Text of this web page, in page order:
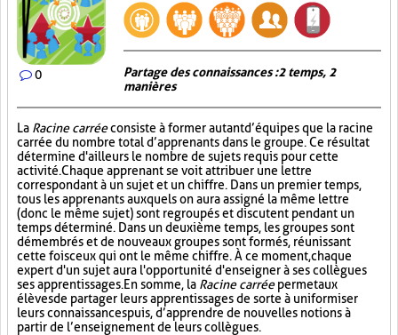
0
Partage des connaissances : 2 temps, 2
manières
La Racine carréeconsiste à former autant d’équipes que la racine
carrée du nombre total d’apprenants dans le groupe. Ce résultat
détermine d'ailleurs le nombre de sujets requis pour cette
activité. Chaque apprenant se voit attribuer une lettre
correspondant à un sujet et un chiffre. Dans un premier temps,
tous les apprenants auxquels on aura assigné la même lettre
(donc le même sujet) sont regroupés et discutent pendant un
temps déterminé. Dans un deuxième temps, les groupes sont
démembrés et de nouveaux groupes sont formés, réunissant
cette fois ceux qui ont le même chiffre. À ce moment, chaque
expert d'un sujet aura l'opportunité d'enseigner à ses collègues
ses apprentissages. En somme, la Racine carréepermet aux
élèves de partager leurs apprentissages de sorte à uniformiser
leurs connaissances puis, d’apprendre de nouvelles notions à
partir de l’enseignement de leurs collègues.